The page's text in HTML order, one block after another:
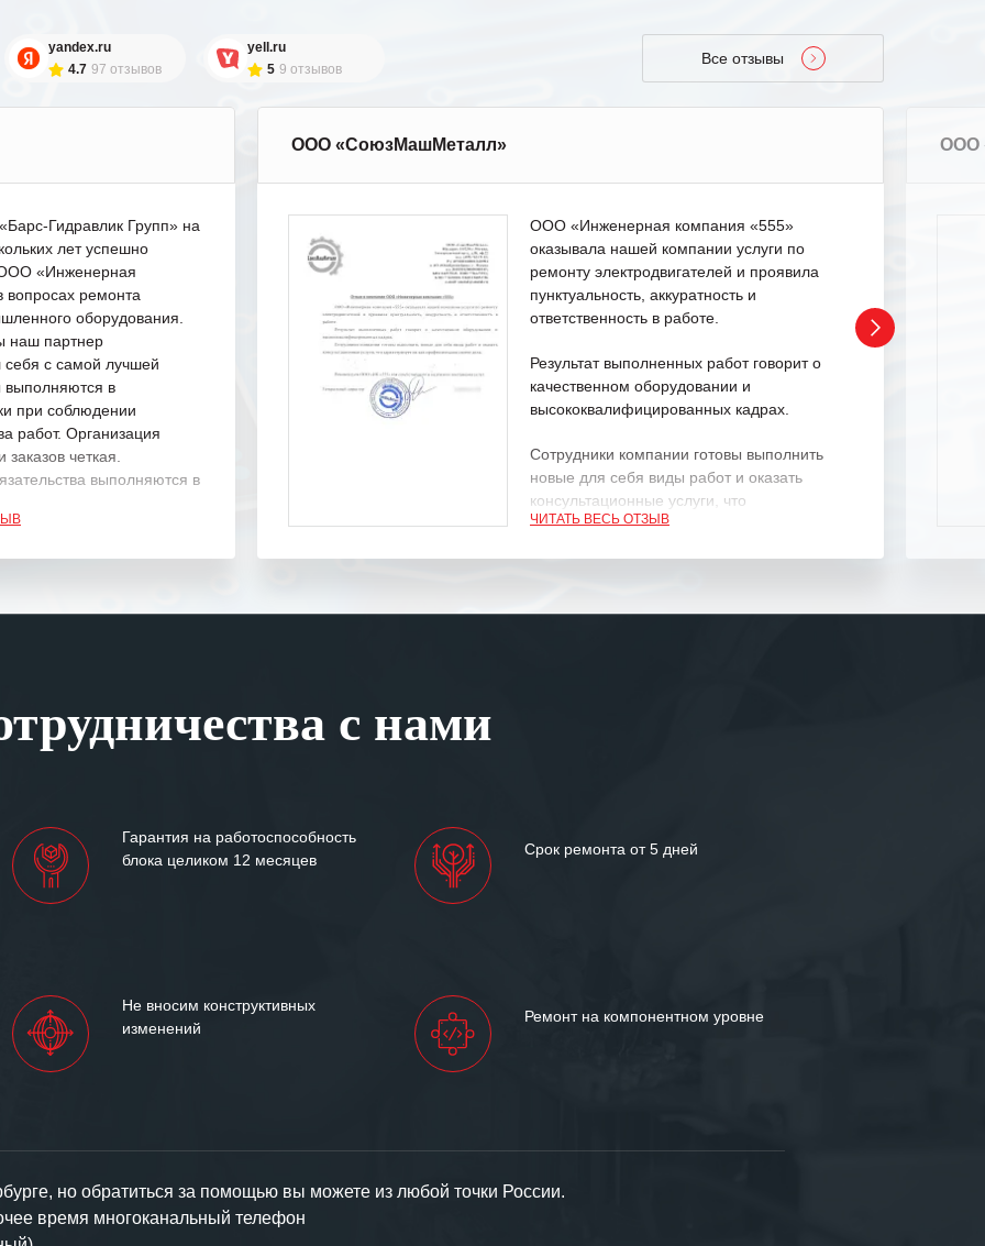
yandex.ru
4.7 97 отзывов
yell.ru
5 9 отзывов
Все отзывы
Гидравлик Групп» на
лет успешно
ООО «Инженерная
вопросах ремонта
оборудования.
наш партнер
себя с самой лучшей
выполняются в
при соблюдении
работ. Организация
четкая.
выполняются в
сложившиеся между
успеха и процветания.
ООО «СоюзМашМеталл»
ООО «Инженерная компания «555»
оказывала нашей компании услуги по
ремонту электродвигателей и проявила
пунктуальность, аккуратность и
ответственность в работе.
Результат выполненных работ говорит о
качественном оборудовании и
высококвалифицированных кадрах.
Сотрудники компании готовы выполнить
новые для себя виды работ и оказать
консультационные услуги, что
характеризует их как профессионалов
ответственного и надежного поставщика
ЧИТАТЬ ВЕСЬ ОТЗЫВ
ООО
с нами
Гарантия на работоспособность
блока целиком 12 месяцев
Срок ремонта от 5 дней
Не вносим конструктивных
изменений
Ремонт на компонентном уровне
но обратиться за помощью вы можете из любой точки России.
время многоканальный телефон